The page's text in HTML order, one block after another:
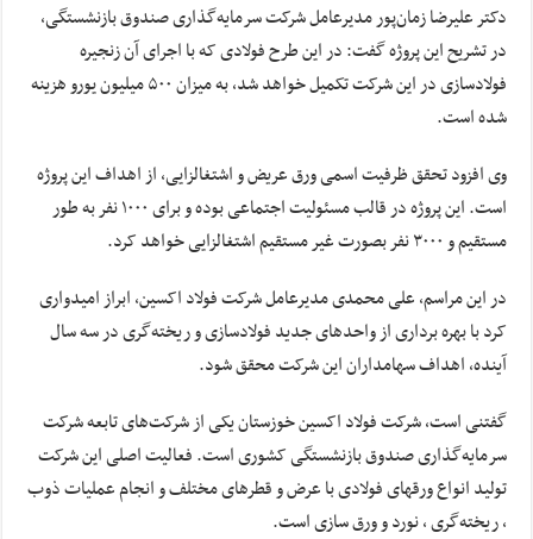
دکتر علیرضا زمان‌پور مدیرعامل شرکت سرمایه‌گذاری صندوق بازنشستگی،
در تشریح این پروژه گفت: در این طرح فولادی که با اجرای آن زنجیره
فولادسازی در این شرکت تکمیل خواهد شد، به میزان ۵۰۰ میلیون یورو هزینه
شده است.
وی افزود تحقق ظرفیت اسمی ورق عریض و اشتغالزایی، از اهداف این پروژه
است. این پروژه در قالب مسئولیت اجتماعی بوده و برای ۱۰۰۰ نفر به طور
مستقیم و ۳۰۰۰ نفر بصورت غیر مستقیم اشتغالزایی خواهد کرد.
در این مراسم، علی محمدی مدیرعامل شرکت فولاد اکسین، ابراز امیدواری
کرد با بهره برداری از واحدهای جدید فولادسازی و ریخته‌گری در سه سال
آینده، اهداف سهامداران این شرکت محقق شود.
گفتنی است، شرکت فولاد اکسین خوزستان یکی از شرکت‌های تابعه شرکت
سرمایه‌گذاری صندوق بازنشستگی کشوری است. فعالیت اصلی این شرکت
تولید انواع ورقهای فولادی با عرض و قطرهای مختلف و انجام عملیات ذوب
، ریخته‌گری ، نورد و ورق سازی است.